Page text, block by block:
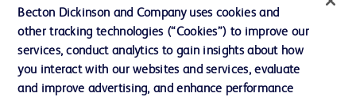
Neuigkeiten, Medien und Blogs
Support
Becton Dickinson and Company uses cookies and
other tracking technologies (“Cookies”) to improve our
services, conduct analytics to gain insights about how
you interact with our websites and services, evaluate
and improve advertising, and enhance performance